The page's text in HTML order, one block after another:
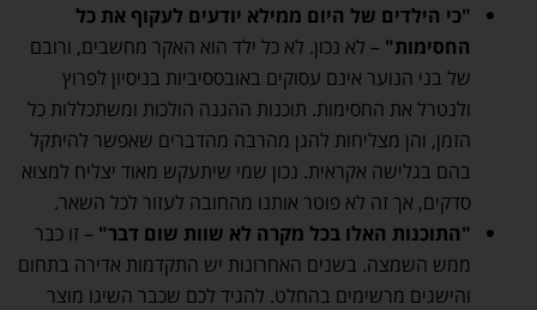
"כי הילדים של היום ממילא יודעים לעקוף את כל
החסימות" – לא נכון. לא כל ילד הוא האקר מחשבים, ורובם
של בני הנוער אינם עסוקים באובססיביות בניסיון לפרוץ
ולנטרל את החסימות. תוכנות ההגנה הולכות ומשתכללות כל
הזמן, והן מצליחות להגן מהרבה מהדברים שאפשר להיתקל
בהם בגלישה אקראית. נכון שמי שיתעקש מאוד יצליח למצוא
סדקים, אך זה לא פוטר אותנו מהחובה לעזור לכל השאר.
"התוכנות האלו בכל מקרה לא שוות שום דבר" – זו כבר
ממש השמצה. בשנים האחרונות יש התקדמות אדירה בתחום
והישגים מרשימים בהחלט. להגיד לכם שכבר השיגו מוצר